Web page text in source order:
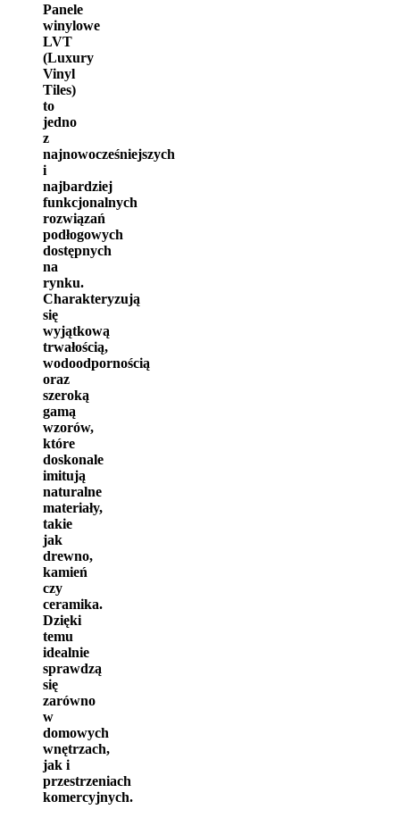
Panele
winylowe
LVT
(Luxury
Vinyl
Tiles)
to
jedno
z
najnowocześniejszych
i
najbardziej
funkcjonalnych
rozwiązań
podłogowych
dostępnych
na
rynku.
Charakteryzują
się
wyjątkową
trwałością,
wodoodpornością
oraz
szeroką
gamą
wzorów,
które
doskonale
imitują
naturalne
materiały,
takie
jak
drewno,
kamień
czy
ceramika.
Dzięki
temu
idealnie
sprawdzą
się
zarówno
w
domowych
wnętrzach,
jak i
przestrzeniach
komercyjnych.